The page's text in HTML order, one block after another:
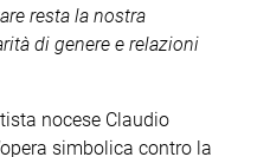
resta la nostra
di genere e relazioni
nocese Claudio
simbolica contro la